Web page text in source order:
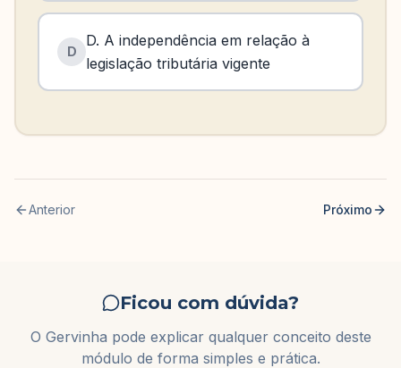
D
D. A independência em relação à
legislação tributária vigente
Anterior Próximo
Ficou com dúvida?
O Gervinha pode explicar qualquer conceito deste
módulo de forma simples e prática.